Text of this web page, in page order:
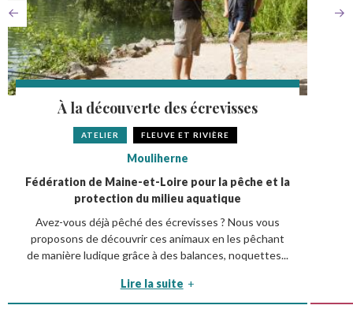
À la découverte des écrevisses
ATELIER FLEUVE ET RIVIÈRE
Mouliherne
Fédération de Maine-et-Loire pour la pêche et la
protection du milieu aquatique
Avez-vous déjà pêché des écrevisses ? Nous vous
proposons de découvrir ces animaux en les pêchant
de manière ludique grâce à des balances, noquettes...
Lire la suite